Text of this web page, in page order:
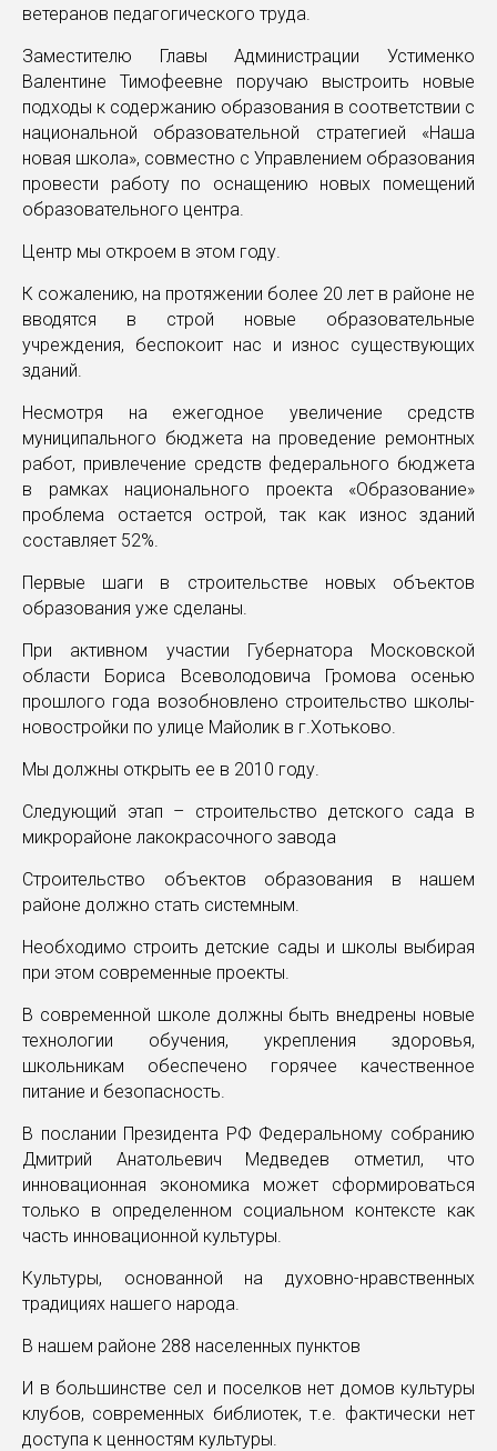
ветеранов педагогического труда.
Заместителю Главы Администрации Устименко
Валентине Тимофеевне поручаю выстроить новые
подходы к содержанию образования в соответствии с
национальной образовательной стратегией «Наша
новая школа», совместно с Управлением образования
провести работу по оснащению новых помещений
образовательного центра.
Центр мы откроем в этом году.
К сожалению, на протяжении более 20 лет в районе не
вводятся в строй новые образовательные
учреждения, беспокоит нас и износ существующих
зданий.
Несмотря на ежегодное увеличение средств
муниципального бюджета на проведение ремонтных
работ, привлечение средств федерального бюджета
в рамках национального проекта «Образование»
проблема остается острой, так как износ зданий
составляет 52%.
Первые шаги в строительстве новых объектов
образования уже сделаны.
При активном участии Губернатора Московской
области Бориса Всеволодовича Громова осенью
прошлого года возобновлено строительство школы-
новостройки по улице Майолик в г.Хотьково.
Мы должны открыть ее в 2010 году.
Следующий этап – строительство детского сада в
микрорайоне лакокрасочного завода
Строительство объектов образования в нашем
районе должно стать системным.
Необходимо строить детские сады и школы выбирая
при этом современные проекты.
В современной школе должны быть внедрены новые
технологии обучения, укрепления здоровья,
школьникам обеспечено горячее качественное
питание и безопасность.
В послании Президента РФ Федеральному собранию
Дмитрий Анатольевич Медведев отметил, что
инновационная экономика может сформироваться
только в определенном социальном контексте как
часть инновационной культуры.
Культуры, основанной на духовно-нравственных
традициях нашего народа.
В нашем районе 288 населенных пунктов
И в большинстве сел и поселков нет домов культуры
клубов, современных библиотек, т.е. фактически нет
доступа к ценностям культуры.